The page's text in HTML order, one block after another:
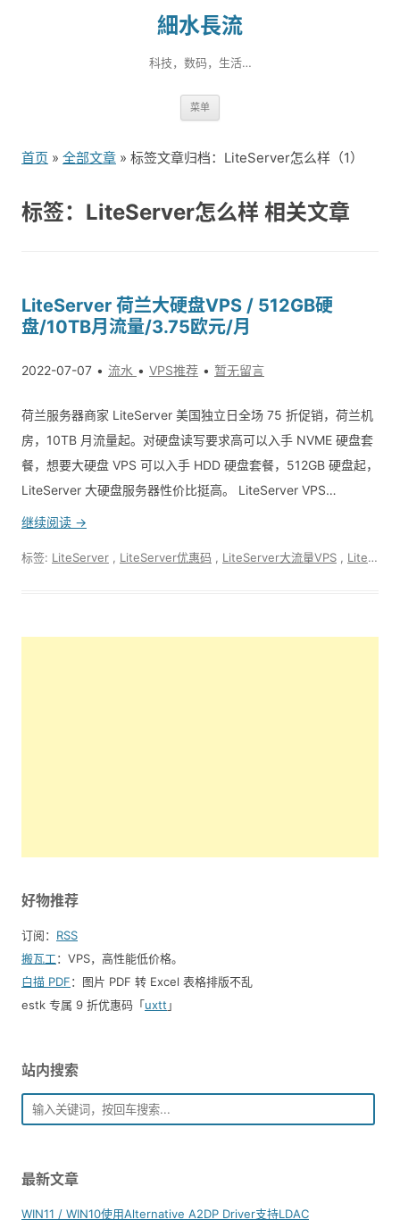
細水長流
科技，数码，生活…
菜单
到
首页 » 全部文章 » 标签文章归档：LiteServer怎么样（1）
标签：LiteServer怎么样 相关文章
LiteServer 荷兰大硬盘VPS / 512GB硬
盘/10TB月流量/3.75欧元/月
2022-07-07 流水 VPS推荐 暂无留言
荷兰服务器商家 LiteServer 美国独立日全场 75 折促销，荷兰机
房，10TB 月流量起。对硬盘读写要求高可以入手 NVME 硬盘套
餐，想要大硬盘 VPS 可以入手 HDD 硬盘套餐，512GB 硬盘起，
LiteServer 大硬盘服务器性价比挺高。 LiteServer VPS…
继续阅读 →
标签: LiteServer LiteServer优惠码 LiteServer大流量VPS LiteServer怎么样
好物推荐
订阅： RSS
搬瓦工：VPS，高性能低价格。️
白描 PDF：图片 PDF 转 Excel 表格排版不乱
estk 专属 9 折优惠码「uxtt 」
站内搜索
最新文章
WIN11 / WIN10使用Alternative A2DP Driver支持LDAC